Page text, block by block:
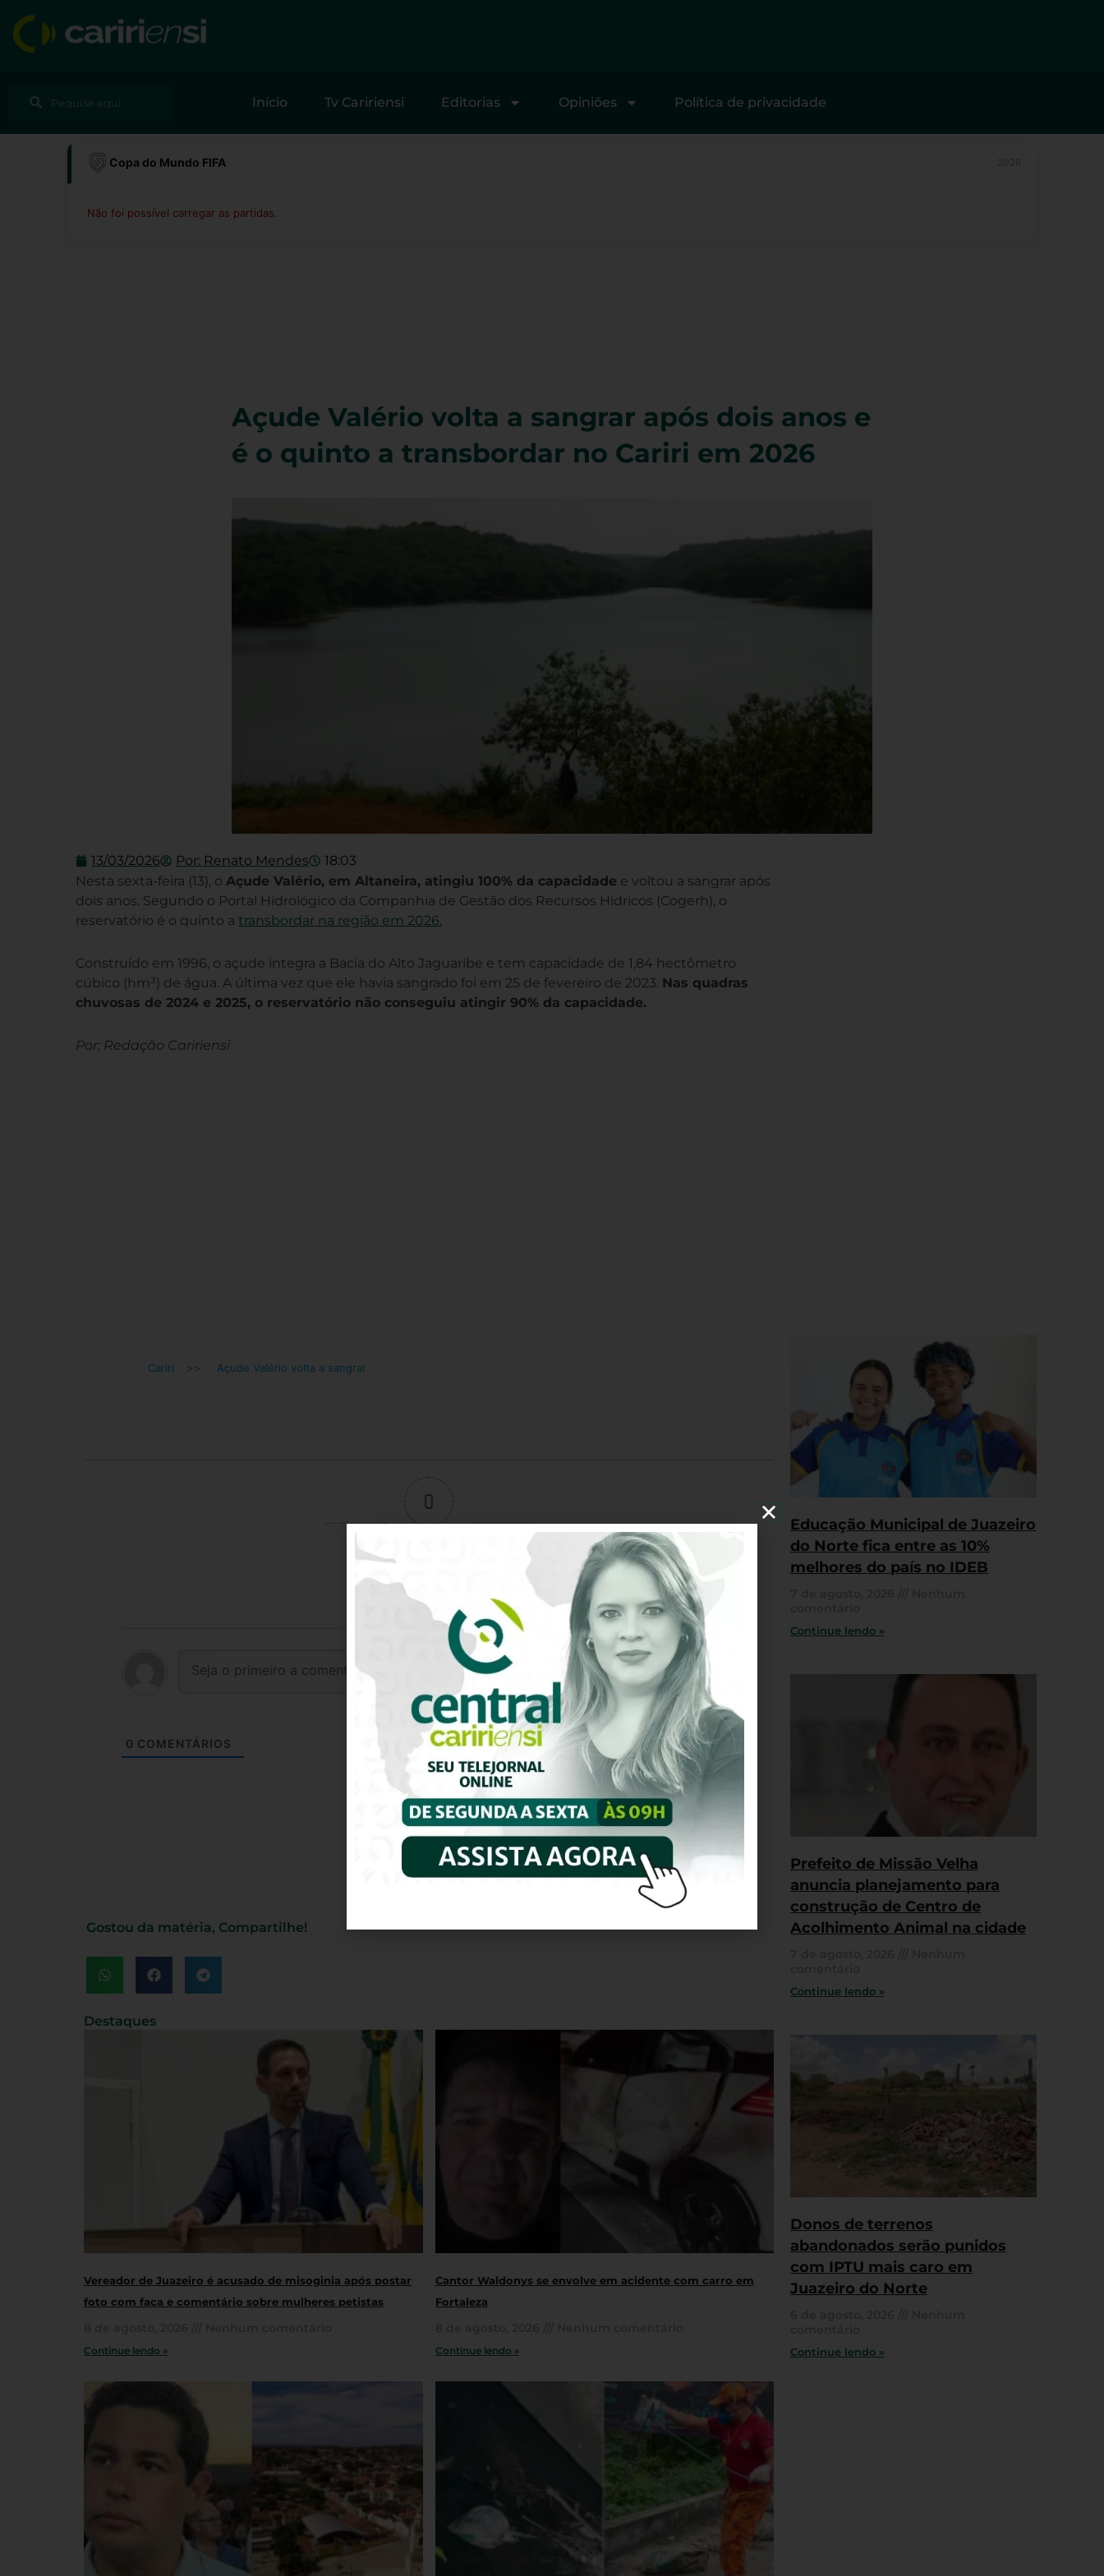
para
Pesquisar
Início Tv Caririensi Editorias Opiniões Política de privacidade
Copa do Mundo FIFA
Não foi possível carregar as partidas.
Açude Valério volta a sangrar após dois anos e
é o quinto a transbordar no Cariri em 2026
13/03/2026 Por: Renato Mendes
18:03
Nesta sexta-feira (13), o Açude Valério, em Altaneira, atingiu 100% da capacidade e voltou a sangrar após
dois anos. Segundo o Portal Hidrológico da Companhia de Gestão dos Recursos Hídricos (Cogerh), o
reservatório é o quinto a transbordar na região em 2026.
Construído em 1996, o açude integra a Bacia do Alto Jaguaribe e tem capacidade de 1,84 hectômetro
cúbico (hm³) de água. A última vez que ele havia sangrado foi em 25 de fevereiro de 2023. Nas quadras
chuvosas de 2024 e 2025, o reservatório não conseguiu atingir 90% da capacidade.
Por: Redação Caririensi
Cariri >> Açude Valério volta a sangrar
0
0 COMENTÁRIOS
Gostou da matéria, Compartilhe!
Destaques
Vereador de Juazeiro é acusado de misoginia após postar
foto com faca e comentário sobre mulheres petistas
Continue lendo »
Cantor Waldonys se envolve em acidente com carro em
Fortaleza
Continue lendo »
Educação Municipal de Juazeiro
do Norte fica entre as 10%
melhores do país no IDEB
Continue lendo »
Prefeito de Missão Velha
anuncia planejamento para
construção de Centro de
Acolhimento Animal na cidade
Continue lendo »
Donos de terrenos
abandonados serão punidos
com IPTU mais caro em
Juazeiro do Norte
Continue lendo »